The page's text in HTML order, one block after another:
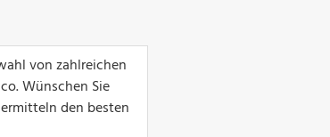
von zahlreichen
Wünschen Sie
den besten